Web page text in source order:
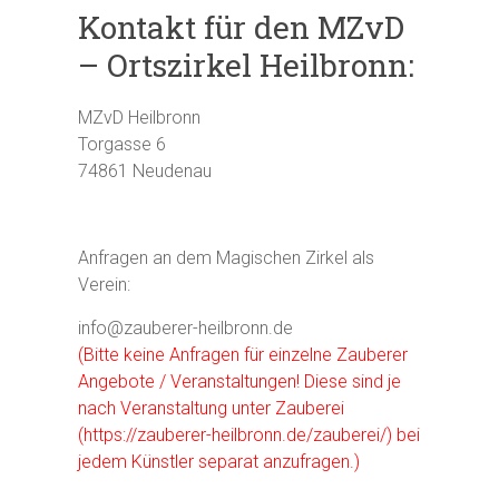
Kontakt für den MZvD
– Ortszirkel Heilbronn:
MZvD Heilbronn
Torgasse 6
74861 Neudenau
Anfragen an dem Magischen Zirkel als
Verein:
info@zauberer-heilbronn.de
(Bitte keine Anfragen für einzelne Zauberer
Angebote / Veranstaltungen! Diese sind je
nach Veranstaltung unter Zauberei
(https://zauberer-heilbronn.de/zauberei/) bei
jedem Künstler separat anzufragen.)